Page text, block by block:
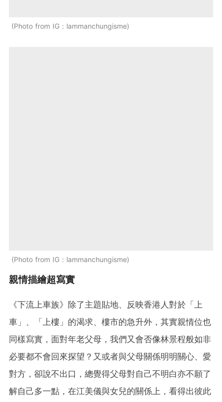
Photo from IG：lammanchungisme
Photo from IG：lammanchungisme
親情描繪超寫實
《下流上車族》除了主題貼地、反映香港人對於「上
車」、「上樓」的渴求、樓市的急升外，其實親情位也
同樣寫實，面對年老父母，我們又會否像林景程般如非
必要都不會回來探望？又或者與父母關係明明關心、愛
對方，卻說不出口，總覺得父母對自己不明白亦不願了
解自己多一點，在江美儀與女兒的關係上，看得出彼此